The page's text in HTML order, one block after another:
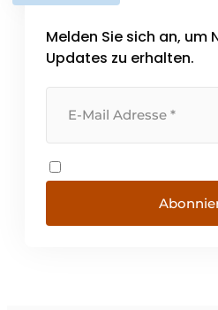
Melden Sie sich an, um
Updates zu erhalten.